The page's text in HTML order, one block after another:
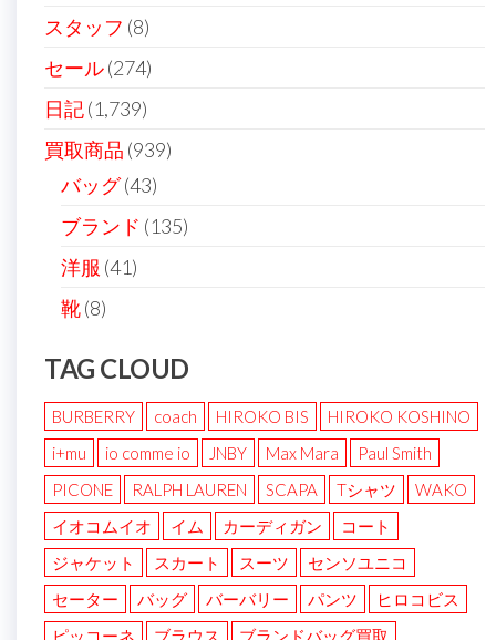
スタッフ (8)
セール(274)
日記(1,739)
買取商品 (939)
バッグ(43)
ブランド (135)
洋服 (41)
靴(8)
TAG CLOUD
BURBERRY coach HIROKO BIS
HIROKO KOSHINO
i+mu
io comme io JNBY Max Mara
Paul Smith
PICONE
RALPH LAUREN SCAPA Tシャツ
WAKO
イオコムイオ
イム カーディガン
コート
ジャケット
スカート スーツ
センソユニコ
セーター
バッグ バーバリー パンツ
ヒロコビス
ピッコーネ
ブラウス ブランドバッグ買取